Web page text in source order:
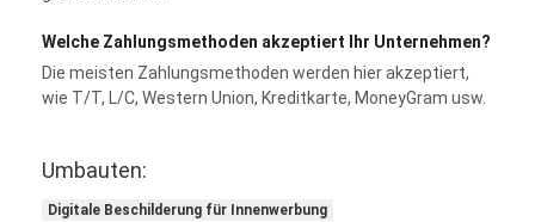
Welche Zahlungsmethoden akzeptiert Ihr Unternehmen?
Die meisten Zahlungsmethoden werden hier akzeptiert,
wie T/T, L/C, Western Union, Kreditkarte, MoneyGram usw.
Umbauten:
Digitale Beschilderung für Innenwerbung